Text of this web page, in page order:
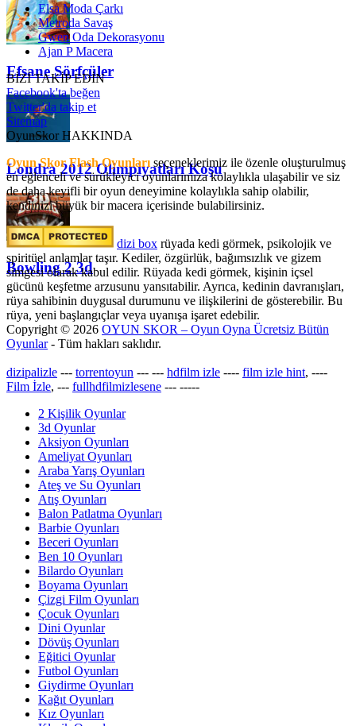
Efsane Sörfçüler
Londra 2012 Olimpiyatları Koşu
Bowling 2 3d
Elsa Moda Çarkı
Metroda Savaş
Gwen Oda Dekorasyonu
Ajan P Macera
BİZİ TAKİP EDİN
Facebook'ta beğen
Twitter'da takip et
Sitemap
OyunSkor HAKKINDA
Oyun Skor Flash Oyunları seçeneklerimiz ile özenle oluşturulmuş
en eğlenceli ve sürükleyici oyunlarımıza kolaylıkla ulaşabilir ve siz
de daha keyifli bir oyun deneyimine kolaylıkla sahip olabilir,
kendinizi büyük bir macera içerisinde bulabilirsiniz.
dizi box rüyada kedi görmek​, psikolojik ve
spiritüel anlamlar taşır. Kediler, özgürlük, bağımsızlık ve gizem
simgesi olarak kabul edilir. Rüyada kedi görmek, kişinin içsel
gücünü keşfetme arzusunu yansıtabilir. Ayrıca, kedinin davranışları,
rüya sahibinin duygusal durumunu ve ilişkilerini de gösterebilir. Bu
rüya, yeni başlangıçlar veya uyanışa işaret edebilir.
Copyright © 2026 OYUN SKOR – Oyun Oyna Ücretsiz Bütün
Oyunlar- Tüm hakları saklıdır.
dizipalizle --- torrentoyun --- --- hdfilm izle ---- film izle hint, ----
Film İzle, --- fullhdfilmizlesene --- -----
2 Kişilik Oyunlar
3d Oyunlar
Aksiyon Oyunları
Ameliyat Oyunları
Araba Yarış Oyunları
Ateş ve Su Oyunları
Atış Oyunları
Balon Patlatma Oyunları
Barbie Oyunları
Beceri Oyunları
Ben 10 Oyunları
Bilardo Oyunları
Boyama Oyunları
Çizgi Film Oyunları
Çocuk Oyunları
Dini Oyunlar
Dövüş Oyunları
Eğitici Oyunlar
Futbol Oyunları
Giydirme Oyunları
Kağıt Oyunları
Kız Oyunları